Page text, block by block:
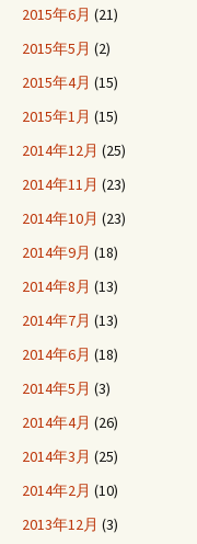
2015年6月 (21)
2015年5月 (2)
2015年4月 (15)
2015年1月 (15)
2014年12月 (25)
2014年11月 (23)
2014年10月 (23)
2014年9月 (18)
2014年8月 (13)
2014年7月 (13)
2014年6月 (18)
2014年5月 (3)
2014年4月 (26)
2014年3月 (25)
2014年2月 (10)
2013年12月 (3)